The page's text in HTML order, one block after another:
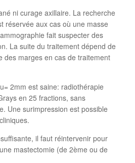
ni curage axillaire. La recherche
réservée aux cas où une masse
fait suspecter des
La suite du traitement dépend de
des marges en cas de traitement
2mm est saine: radiothérapie
en 25 fractions, sans
Une surimpression est possible
il faut réintervenir pour
mastectomie (de 2ème ou de